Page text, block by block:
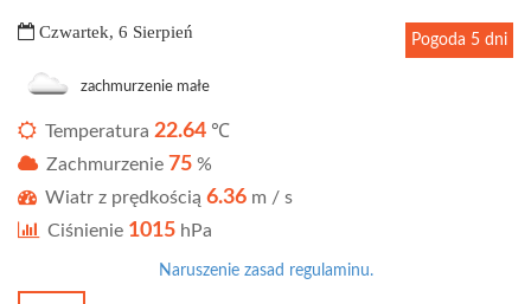
Czwartek, 6 Sierpień Pogoda 5 dni
zachmurzenie małe
Temperatura 22.64 ℃
Zachmurzenie 75 %
Wiatr z prędkością 6.36 m / s
Ciśnienie 1015 hPa
Naruszenie zasad regulaminu.